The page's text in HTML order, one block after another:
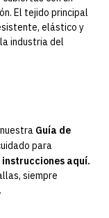
El tejido principal
elástico y
industria del
Guía de
para
instrucciones aquí.
siempre